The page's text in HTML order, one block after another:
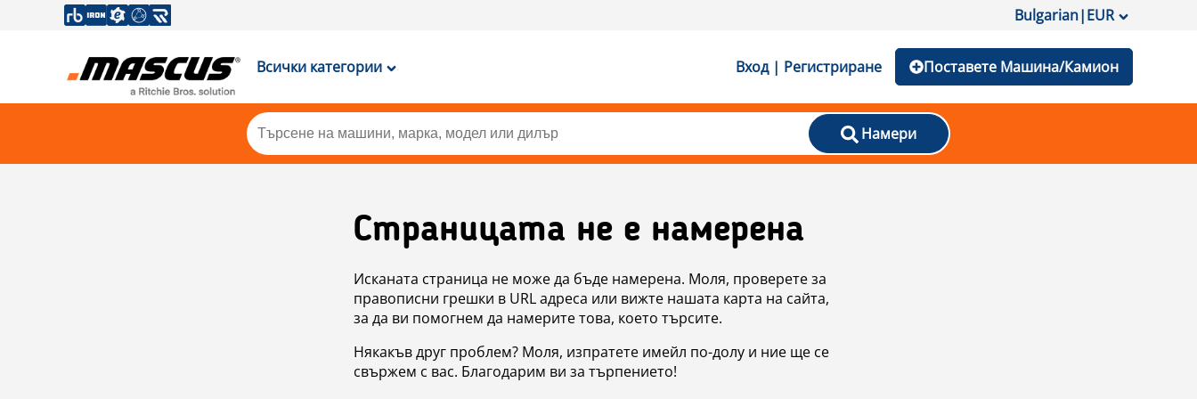
Bulgarian|EUR
Всички категории Вход | Регистриране Поставете Машина/Камион
Намери
Страницата не е намерена
Исканата страница не може да бъде намерена. Моля, проверете за
правописни грешки в URL адреса или вижте нашата карта на сайта,
за да ви помогнем да намерите това, което търсите.
Някакъв друг проблем? Моля, изпратете имейл по-долу и ние ще се
свържем с вас. Благодарим ви за търпението!